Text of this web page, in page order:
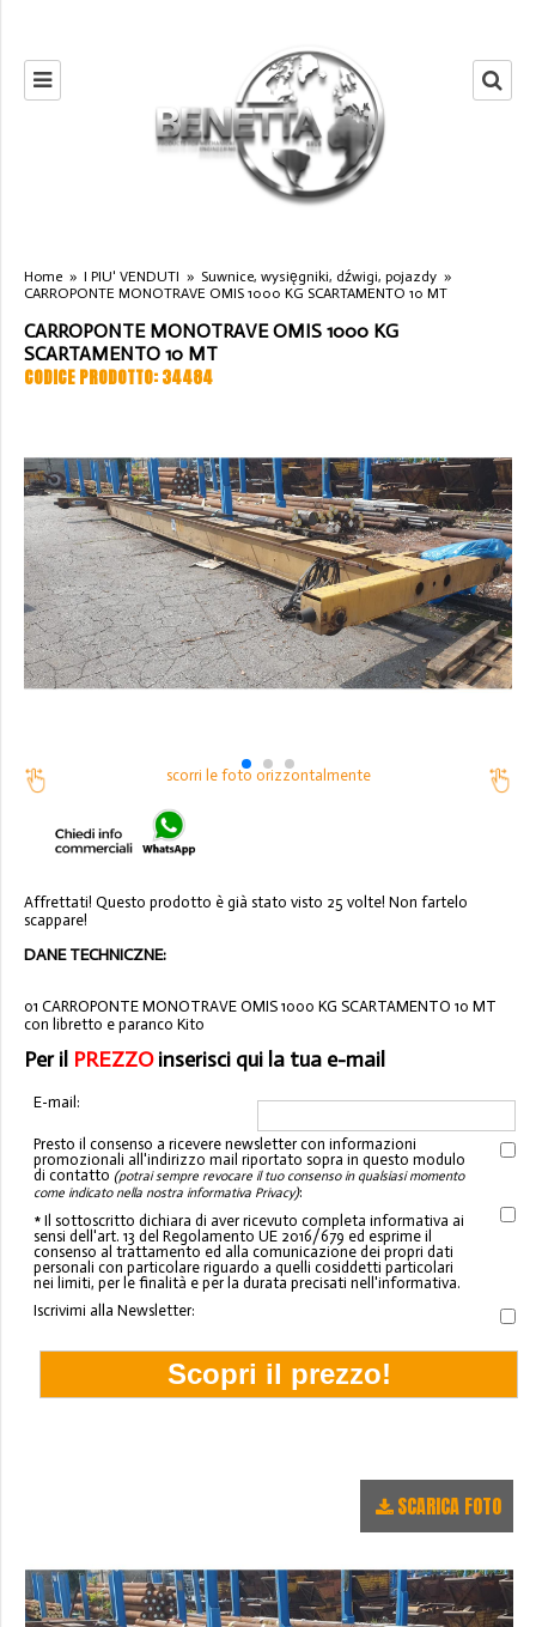
Home » I PIU' VENDUTI » Suwnice, wysięgniki, dźwigi, pojazdy »
CARROPONTE MONOTRAVE OMIS 1000 KG SCARTAMENTO 10 MT
CARROPONTE MONOTRAVE OMIS 1000 KG
SCARTAMENTO 10 MT
CODICE PRODOTTO: 34484
scorri le foto orizzontalmente
Affrettati! Questo prodotto è già stato visto 25 volte! Non fartelo
scappare!
DANE TECHNICZNE:
01 CARROPONTE MONOTRAVE OMIS 1000 KG SCARTAMENTO 10 MT
con libretto e paranco Kito
Per il PREZZOinserisci qui la tua e-mail
E-mail:
Presto il consenso a ricevere newsletter con informazioni
promozionali all'indirizzo mail riportato sopra in questo modulo
di contatto (potrai sempre revocare il tuo consenso in qualsiasi momento
come indicato nella nostra informativa Privacy):
* Il sottoscritto dichiara di aver ricevuto completa informativa ai
sensi dell'art. 13 del Regolamento UE 2016/679 ed esprime il
consenso al trattamento ed alla comunicazione dei propri dati
personali con particolare riguardo a quelli cosiddetti particolari
nei limiti, per le finalità e per la durata precisati nell'informativa.
Iscrivimi alla Newsletter:
SCARICA FOTO